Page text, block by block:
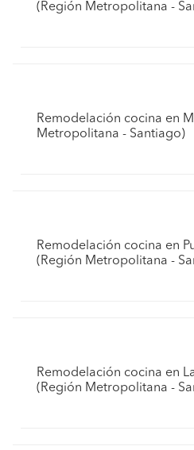
(Región Metropolitana -
Remodelación cocina en
Metropolitana - Santiago)
Remodelación cocina en
(Región Metropolitana -
Remodelación cocina en
(Región Metropolitana -